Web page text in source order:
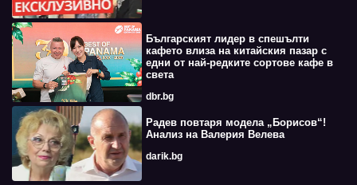
Българският лидер в спешълти
кафето влиза на китайския пазар с
едни от най-редките сортове кафе в
света
dbr.bg
Радев повтаря модела „Борисов“!
Анализ на Валерия Велева
darik.bg